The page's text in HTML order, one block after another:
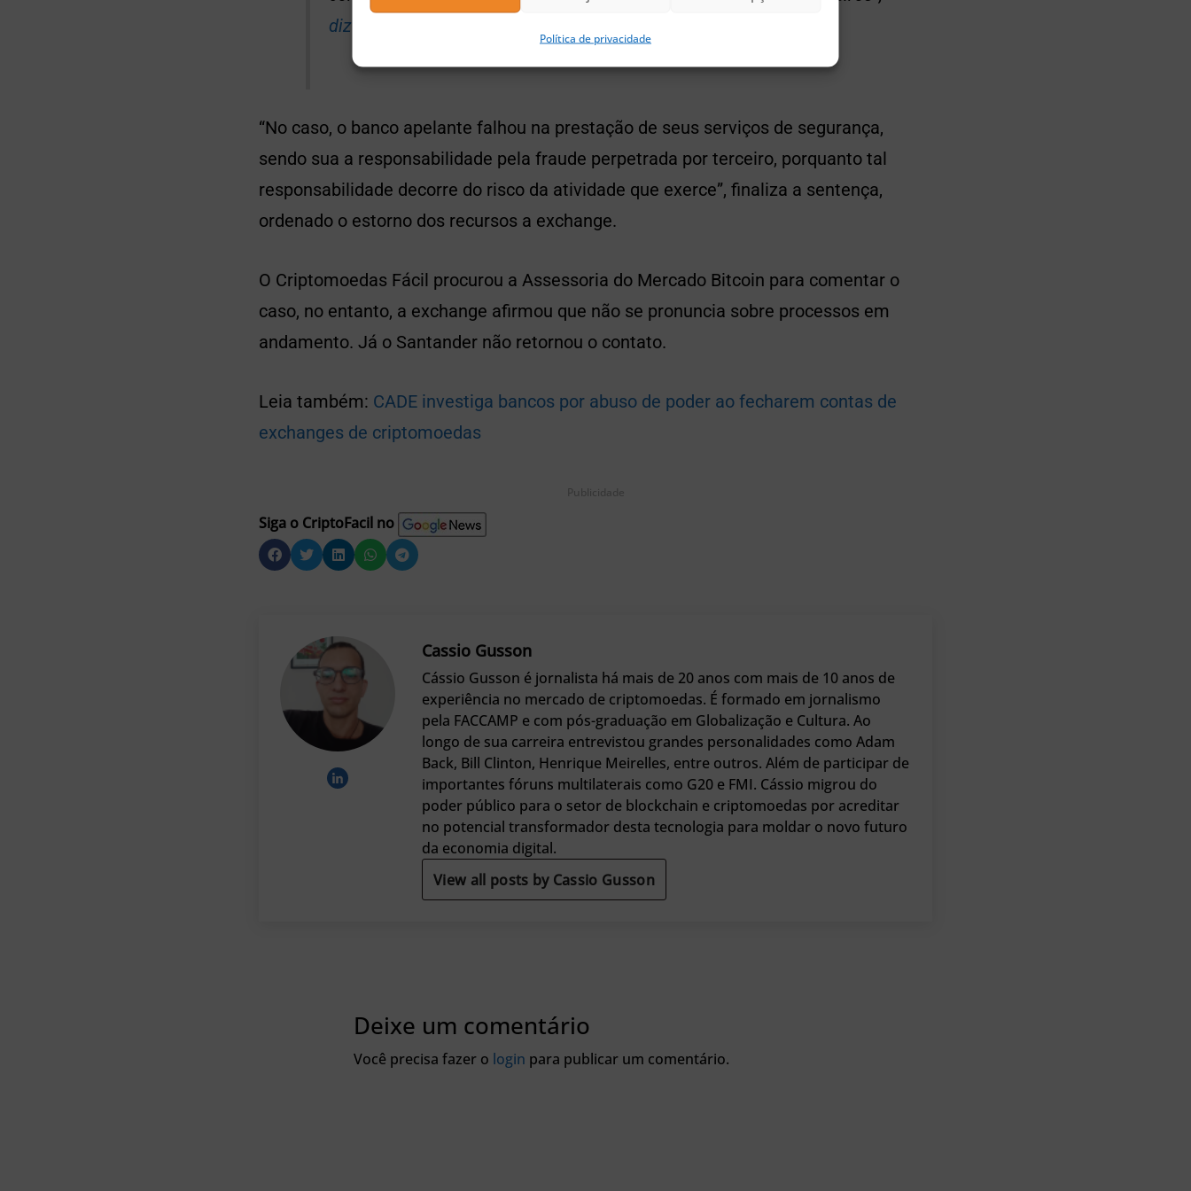
Política de privacidade
diza decisão.
“No caso, o banco apelante falhou na prestação de seus serviços de segurança,
sendo sua a responsabilidade pela fraude perpetrada por terceiro, porquanto tal
responsabilidade decorre do risco da atividade que exerce”, finaliza a sentença,
ordenado o estorno dos recursos a exchange.
O Criptomoedas Fácil procurou a Assessoria do Mercado Bitcoin para comentar o
caso, no entanto, a exchange afirmou que não se pronuncia sobre processos em
andamento. Já o Santander não retornou o contato.
Leia também: CADE investiga bancos por abuso de poder ao fecharem contas de
exchanges de criptomoedas
Publicidade
Siga o CriptoFacil no
Cassio Gusson
Cássio Gusson é jornalista há mais de 20 anos com mais de 10 anos de
experiência no mercado de criptomoedas. É formado em jornalismo
pela FACCAMP e com pós-graduação em Globalização e Cultura. Ao
longo de sua carreira entrevistou grandes personalidades como Adam
Back, Bill Clinton, Henrique Meirelles, entre outros. Além de participar de
importantes fóruns multilaterais como G20 e FMI. Cássio migrou do
poder público para o setor de blockchain e criptomoedas por acreditar
no potencial transformador desta tecnologia para moldar o novo futuro
da economia digital.
View all posts by Cassio Gusson
Deixe um comentário
Você precisa fazer o login para publicar um comentário.